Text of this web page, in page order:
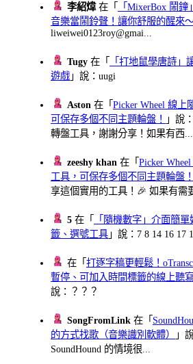
李紹煒在「
「MixerBox 鬧鐘
音樂當鬧鈴聲！讓你舒服的醒來
liweiwei0123roy@gmai...
Tugy 在「
「打地鼠學唐詩」
遊戲 」說：uugi
Aston 在「Picker Wheel 線上
可保存多個不同主題輪盤！
」說
轉盤工具，謝謝分享！如果有西...
zeeshy khan 在「Picker
工具，可保存多個不同主題輪盤！
享這個實用的工具！🎉 如果有需
5 在「
「隨機數字」介面簡
籤、選號工具 」說：7 8 14 16 17
在「打逐字稿更輕鬆！
暫停、可加入時間標籤的線上聽
說：？？？
SongFromLink 在「
的方式找歌（音樂識別軟體）
」
SoundHound 的情境很...